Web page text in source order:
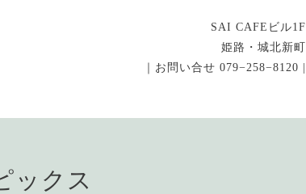
SAI CAFEビル1F
姫路・城北新町
｜お問い合せ 079−258−8120 |
ックス